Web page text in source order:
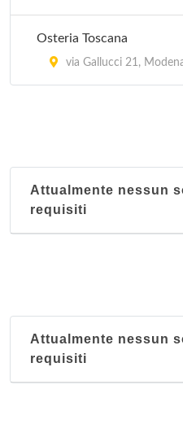
Osteria Toscana
via Gallucci 21,
Attualmente nessun
requisiti
Attualmente nessun
requisiti